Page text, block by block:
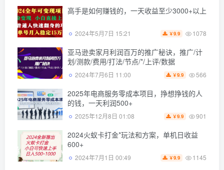
高手是如何赚钱的，一天收益至少3000+以上
2024年5月7日 15:21 ￥9.9 1078
亚马逊卖家月利润百万的推广秘诀，推广/计
划/测款/费用/打法/节点/*/上评/数据
2024年7月6日 11:00 ￥9.9 566
2025年电商服务零成本项目，挣想挣钱的人
的钱，一天利润500+
2025年12月8日 01:08 ￥9.9 901
2024火蚁卡打金*玩法和方案，单机日收益
600+
2024年7月1日 00:49 ￥9.9 1145